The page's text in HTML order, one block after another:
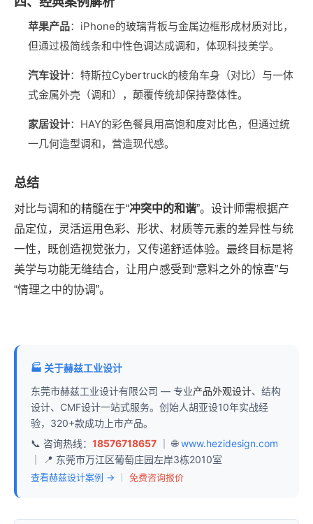
苹果产品‌：iPhone的玻璃背板与金属边框形成材质对比，
但通过极简线条和中性色调达成调和，体现科技美学。
汽车设计‌：特斯拉Cybertruck的棱角车身（对比）与一体
式金属外壳（调和），颠覆传统却保持整体性。
家居设计‌：HAY的彩色餐具用高饱和度对比色，但通过统
一几何造型调和，营造现代感。
总结
对比与调和的精髓在于“‌冲突中的和谐‌”。设计师需根据产
品定位，灵活运用色彩、形状、材质等元素的差异性与统
一性，既创造视觉张力，又传递舒适体验。最终目标是将
美学与功能无缝结合，让用户感受到“意料之外的惊喜”与
“情理之中的协调”。
🏭 关于赫兹工业设计
东莞市赫兹工业设计有限公司 — 专业产品外观设计、结构
设计、CMF设计一站式服务。创始人胡亚设10年实战经
验，320+款成功上市产品。
📞 咨询热线： 18576718657 ｜ 🌐www.hezidesign.com
｜ 📍 东莞市万江区葡萄庄园左岸3栋2010室
查看赫兹设计案例 → 免费咨询报价